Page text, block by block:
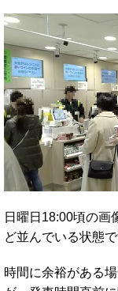
日曜日18:00頃の画
ど並んでいる状態で
時間に余裕がある